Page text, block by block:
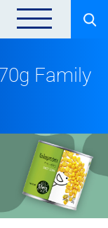
Family